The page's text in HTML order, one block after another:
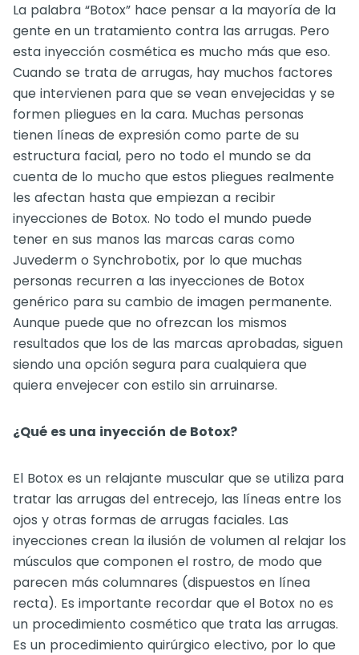
La palabra “Botox” hace pensar a la mayoría de la
gente en un tratamiento contra las arrugas. Pero
esta inyección cosmética es mucho más que eso.
Cuando se trata de arrugas, hay muchos factores
que intervienen para que se vean envejecidas y se
formen pliegues en la cara. Muchas personas
tienen líneas de expresión como parte de su
estructura facial, pero no todo el mundo se da
cuenta de lo mucho que estos pliegues realmente
les afectan hasta que empiezan a recibir
inyecciones de Botox. No todo el mundo puede
tener en sus manos las marcas caras como
Juvederm o Synchrobotix, por lo que muchas
personas recurren a las inyecciones de Botox
genérico para su cambio de imagen permanente.
Aunque puede que no ofrezcan los mismos
resultados que los de las marcas aprobadas, siguen
siendo una opción segura para cualquiera que
quiera envejecer con estilo sin arruinarse.
¿Qué es una inyección de Botox?
El Botox es un relajante muscular que se utiliza para
tratar las arrugas del entrecejo, las líneas entre los
ojos y otras formas de arrugas faciales. Las
inyecciones crean la ilusión de volumen al relajar los
músculos que componen el rostro, de modo que
parecen más columnares (dispuestos en línea
recta). Es importante recordar que el Botox no es
un procedimiento cosmético que trata las arrugas.
Es un procedimiento quirúrgico electivo, por lo que